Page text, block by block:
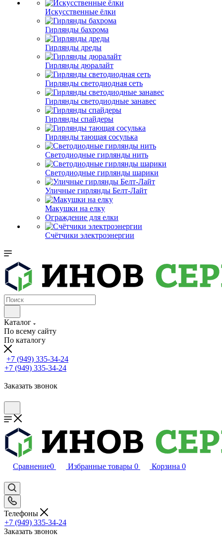
Искусственные ёлки
Гирлянды бахрома
Гирлянды дреды
Гирлянды дюралайт
Гирлянды светодиодная сеть
Гирлянды светодиодные занавес
Гирлянды спайдеры
Гирлянды тающая сосулька
Светодиодные гирлянды нить
Светодиодные гирлянды шарики
Уличные гирлянды Белт-Лайт
Макушки на елку
Ограждение для елки
Счётчики электроэнергии
Каталог
По всему сайту
По каталогу
+7 (949) 335-34-24
+7 (949) 335-34-24
Заказать звонок
Сравнение0 Избранные товары 0 Корзина 0
Телефоны
+7 (949) 335-34-24
Заказать звонок